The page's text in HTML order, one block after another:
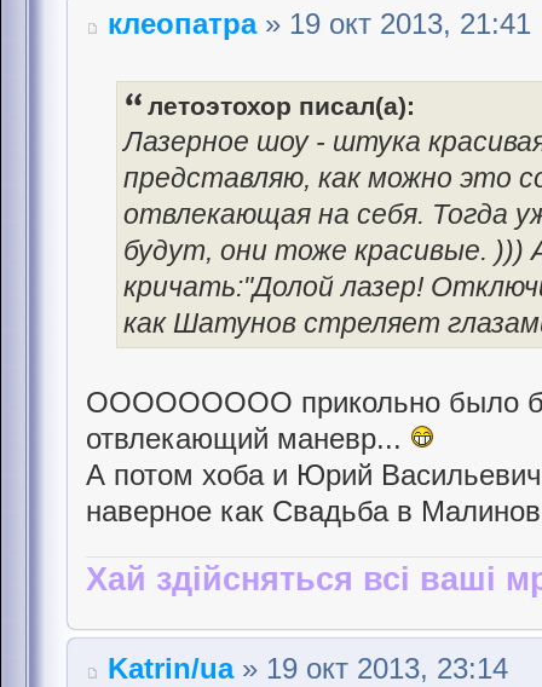
клеопатра» 19 окт 2013, 21:41
летоэтохор писал(а):
Лазерное шоу - штука
представляю, как можно это
отвлекающая на себя. Тогда
будут, они тоже красивые. )))
кричать:"Долой лазер!
как Шатунов стреляет
ООООООООО прикольно было
отвлекающий маневр...
А потом хоба и Юрий
наверное как Свадьба в
Хай здійсняться всі ваші
Katrin/ua» 19 окт 2013, 23:14